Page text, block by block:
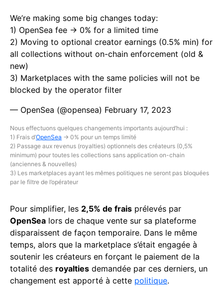
We’re making some big changes today:
1) OpenSea fee → 0% for a limited time
2) Moving to optional creator earnings (0.5% min) for
all collections without on-chain enforcement (old &
new)
3) Marketplaces with the same policies will not be
blocked by the operator filter
— OpenSea (@opensea) February 17, 2023
Nous effectuons quelques changements importants aujourd’hui :
1) Frais d’OpenSea → 0% pour un temps limité
2) Passage aux revenus (royalties) optionnels des créateurs (0,5%
minimum) pour toutes les collections sans application on-chain
(anciennes & nouvelles)
3) Les marketplaces ayant les mêmes politiques ne seront pas bloquées
par le filtre de l’opérateur
Pour simplifier, les 2,5% de frais prélevés par
OpenSea lors de chaque vente sur sa plateforme
disparaissent de façon temporaire. Dans le même
temps, alors que la marketplace s’était engagée à
soutenir les créateurs en forçant le paiement de la
totalité des royalties demandée par ces derniers, un
changement est apporté à cette politique.